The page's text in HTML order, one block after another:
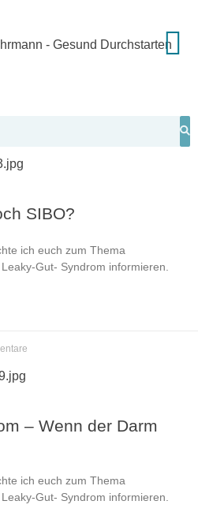
SIBO?
ich euch zum Thema
Gut- Syndrom informieren.
– Wenn der Darm
ich euch zum Thema
Gut- Syndrom informieren.